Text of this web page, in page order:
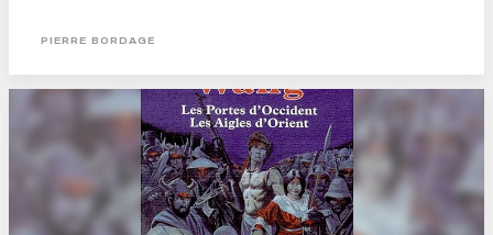
auxquelles il doit de l’argent. Grand-maman Li, sa seule...
PIERRE BORDAGE